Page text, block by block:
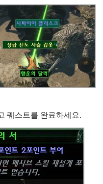
퀘스트를 완료하세요.